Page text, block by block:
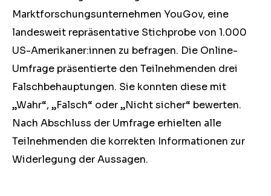
Marktforschungsunternehmen YouGov, eine
landesweit repräsentative Stichprobe von 1.000
US-Amerikaner:innen zu befragen. Die Online-
Umfrage präsentierte den Teilnehmenden drei
Falschbehauptungen. Sie konnten diese mit
„Wahr“, „Falsch“ oder „Nicht sicher“ bewerten.
Nach Abschluss der Umfrage erhielten alle
Teilnehmenden die korrekten Informationen zur
Widerlegung der Aussagen.